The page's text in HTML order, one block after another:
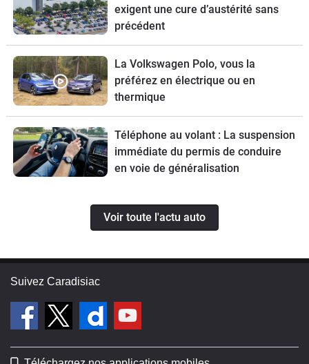
exigent une cure d’austérité sans
précédent
La Volkswagen Polo, vous la
préférez en électrique ou en
thermique
Téléphone au volant : La suspension
immédiate du permis de conduire
en voie de généralisation
Voir toute l'actu auto
Suivez Caradisiac